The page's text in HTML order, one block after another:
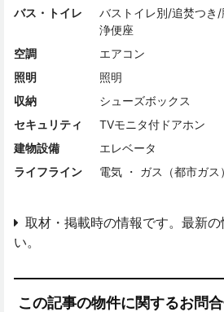
バス・トイレ
バストイレ別/追焚つき
浄便座
空調
エアコン
照明
照明
収納
シューズボックス
セキュリティ
TVモニタ付ドアホン
建物設備
エレベータ
ライフライン
電気 ・ ガス（都市ガス）
取材・掲載時の情報です。最新
い。
この記事の物件に関するお問